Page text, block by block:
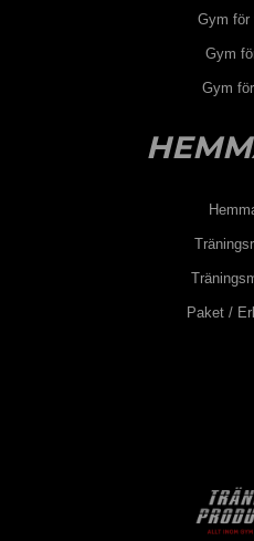
Gym för
Gym
Gym för
Paket /